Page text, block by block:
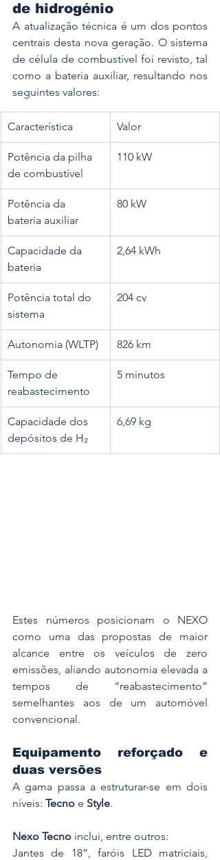
de hidrogénio
A atualização técnica é um dos pontos
centrais desta nova geração. O sistema
de célula de combustível foi revisto, tal
como a bateria auxiliar, resultando nos
seguintes valores:
Característica Valor
Potência da pilha
de combustível
110 kW
Potência da
bateria auxiliar
80 kW
Capacidade da
bateria
2,64 kWh
Potência total do
sistema
204 cv
Autonomia (WLTP) 826 km
Tempo de
reabastecimento
5 minutos
Capacidade dos
depósitos de H₂
6,69 kg
Estes números posicionam o NEXO
como uma das propostas de maior
alcance entre os veículos de zero
emissões, aliando autonomia elevada a
tempos de “reabastecimento”
semelhantes aos de um automóvel
convencional.
Equipamento reforçado e
duas versões
A gama passa a estruturar-se em dois
níveis: Tecno e Style.
Nexo Tecno inclui, entre outros:
Jantes de 18”, faróis LED matriciais,